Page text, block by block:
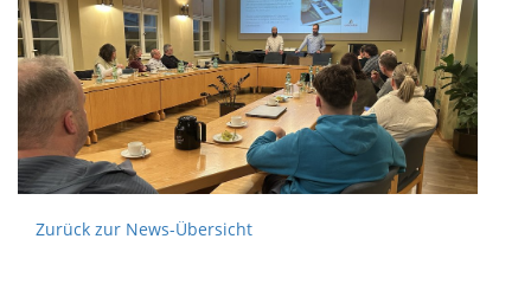
Zurück zur News-Übersicht